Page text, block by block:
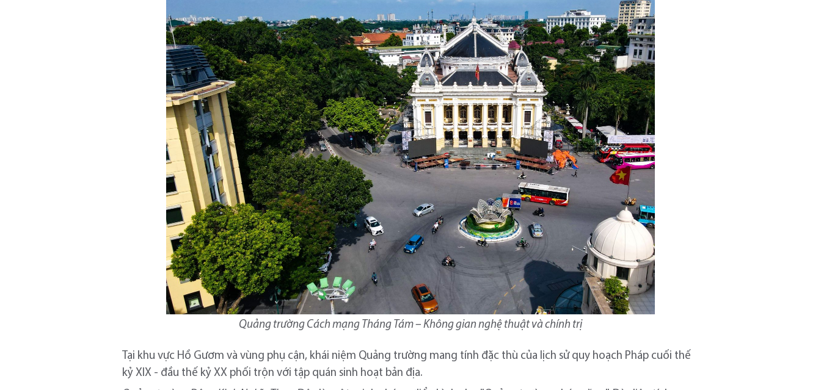
Quảng trường Cách mạng Tháng Tám – Không gian nghệ thuật và chính trị
Tại khu vực Hồ Gươm và vùng phụ cận, khái niệm Quảng trường mang tính đặc thù của lịch sử quy hoạch Pháp cuối thế
kỷ XIX - đầu thế kỷ XX phối trộn với tập quán sinh hoạt bản địa.